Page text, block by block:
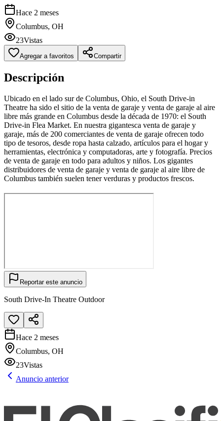
Hace 2 meses
Columbus, OH
23Vistas
Agregar a favoritos Compartir
Descripción
Ubicado en el lado sur de Columbus, Ohio, el South Drive-in
Theatre ha sido el sitio de la venta de garaje y venta de garaje al aire
libre más grande en Columbus desde la década de 1970: el South
Drive-in Flea Market. En nuestra gigantesca venta de garaje y
garaje, más de 200 comerciantes de venta de garaje ofrecen todo
tipo de tesoros, desde ropa hasta calzado, artículos para el hogar y
herramientas, electrónica y computadoras, arte y fotografía. Precios
de venta de garaje en todo para adultos y niños. Los gigantes
distribuidores de venta de garaje y venta de garaje al aire libre de
Columbus también suelen tener verduras y productos frescos.
Reportar este anuncio
South Drive-In Theatre Outdoor
Hace 2 meses
Columbus, OH
23Vistas
Anuncio anterior